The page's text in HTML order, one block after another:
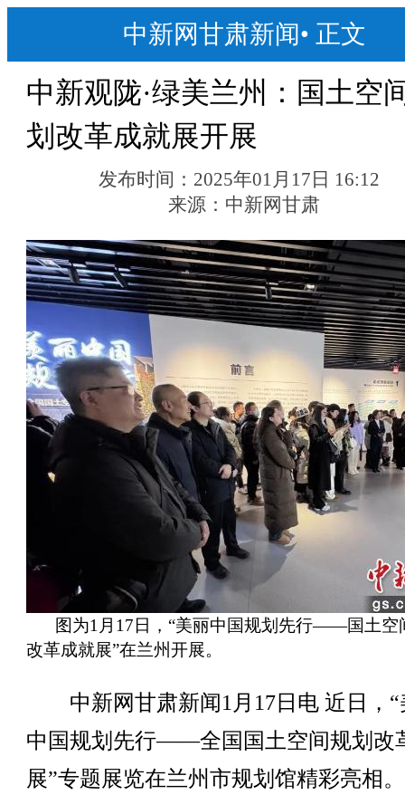
中新网甘肃新闻• 正文
中新观陇·绿美兰州：国土空
划改革成就展开展
发布时间： 2025年01月17日 16:12
来源： 中新网甘肃
图为1月17日，“美丽中国规划先行——国土空
改革成就展”在兰州开展。
中新网甘肃新闻1月17日电 近日，“
中国规划先行——全国国土空间规划改
展”专题展览在兰州市规划馆精彩亮相